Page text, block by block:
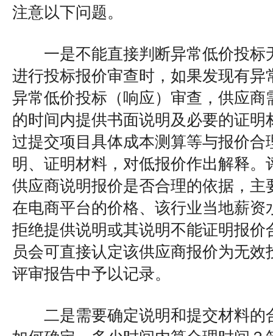
注意以下问题。
一是不能直接判断异常低价投标
进行投标报价审查时，如果发现有异
异常低价投标（响应）审查，供应商
的时间内提供书面说明及必要的证明
过提交项目具体成本测算等与报价合
明、证明材料，对低报价作出解释。
供应商说明报价是否合理的依据，主
在电商平台的价格、该行业当地薪资
拒绝提供说明或其说明不能证明报价
员会可直接认定该供应商报价为无
评审报告中予以记录。
二是需要确定说明和提交材料的